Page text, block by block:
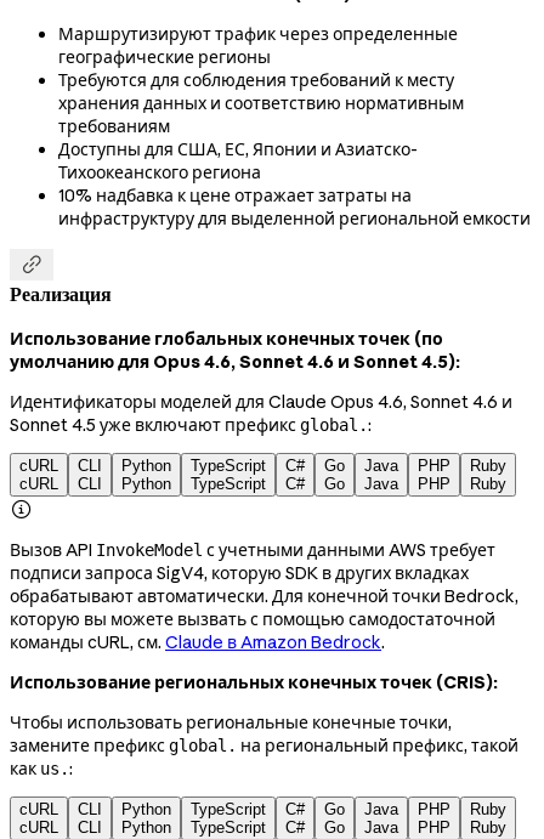
Маршрутизируют трафик через определенные
географические регионы
Требуются для соблюдения требований к месту
хранения данных и соответствию нормативным
требованиям
Доступны для США, ЕС, Японии и Азиатско-
Тихоокеанского региона
10% надбавка к цене отражает затраты на
инфраструктуру для выделенной региональной емкости

Реализация
Использование глобальных конечных точек (по
умолчанию для Opus 4.6, Sonnet 4.6 и Sonnet 4.5):
Идентификаторы моделей для Claude Opus 4.6, Sonnet 4.6 и
Sonnet 4.5 уже включают префиксglobal.:
cURL
cURL
CLI
CLI
Python
Python
TypeScript
TypeScript
C#
C#
Go
Go
Java
Java
PHP
PHP
Ruby
Ruby

Вызов API InvokeModel с учетными данными AWS требует
подписи запроса SigV4, которую SDK в других вкладках
обрабатывают автоматически. Для конечной точки Bedrock,
которую вы можете вызвать с помощью самодостаточной
команды cURL, см. Claude в Amazon Bedrock.
Использование региональных конечных точек (CRIS):
Чтобы использовать региональные конечные точки,
замените префиксglobal. на региональный префикс, такой
как us.:
cURL
cURL
CLI
CLI
Python
Python
TypeScript
TypeScript
C#
C#
Go
Go
Java
Java
PHP
PHP
Ruby
Ruby